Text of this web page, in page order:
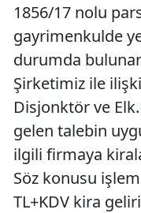
1856/17 nolu
gayrimenkulde
durumda
Şirketimiz ile
Disjonktör ve
gelen talebin
ilgili firmaya
Söz konusu
TL+KDV kira